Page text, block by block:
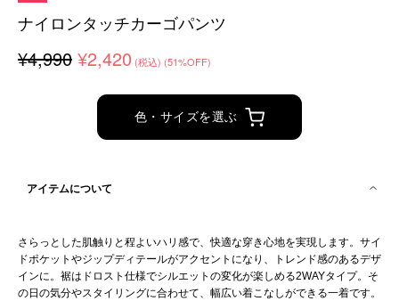
ナイロンタッチカーゴパンツ
¥4,990 ¥2,420 (税込) (51%OFF)
色・サイズを選ぶ
アイテムについて
さらっとした肌触りと程よいハリ感で、快適な穿き心地を実現します。サイ
ドポケットやジップディテールがアクセントになり、トレンド感のあるデザ
インに。裾はドロスト仕様でシルエットの変化が楽しめる2WAYタイプ。そ
の日の気分やスタイリングに合わせて、幅広い着こなしができる一着です。